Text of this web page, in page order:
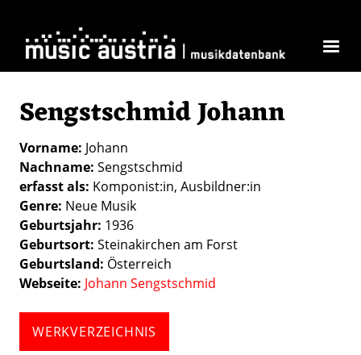
Sengstschmid Johann
Vorname Johann
Nachname Sengstschmid
erfasst als Komponist:in Ausbildner:in
Genre Neue Musik
Geburtsjahr 1936
Geburtsort Steinakirchen am Forst
Geburtsland Österreich
Webseite Johann Sengstschmid
WERKVERZEICHNIS